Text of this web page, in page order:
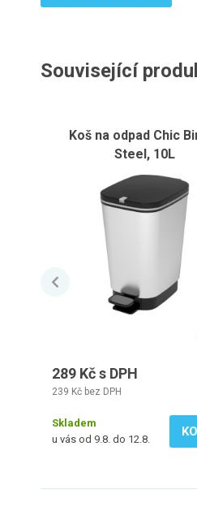
Související
Koš na odpad Chic
Steel, 10L
289 Kč s DPH
239 Kč bez DPH
Skladem
u vás od 9.8. do 12.8.